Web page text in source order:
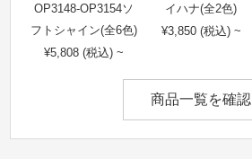
OP3148-OP3154ソ
フトシャイン(全6色)
¥5,808 (税込) ~
イハナ(全2色)
¥3,850 (税込) ~
商品一覧を確認